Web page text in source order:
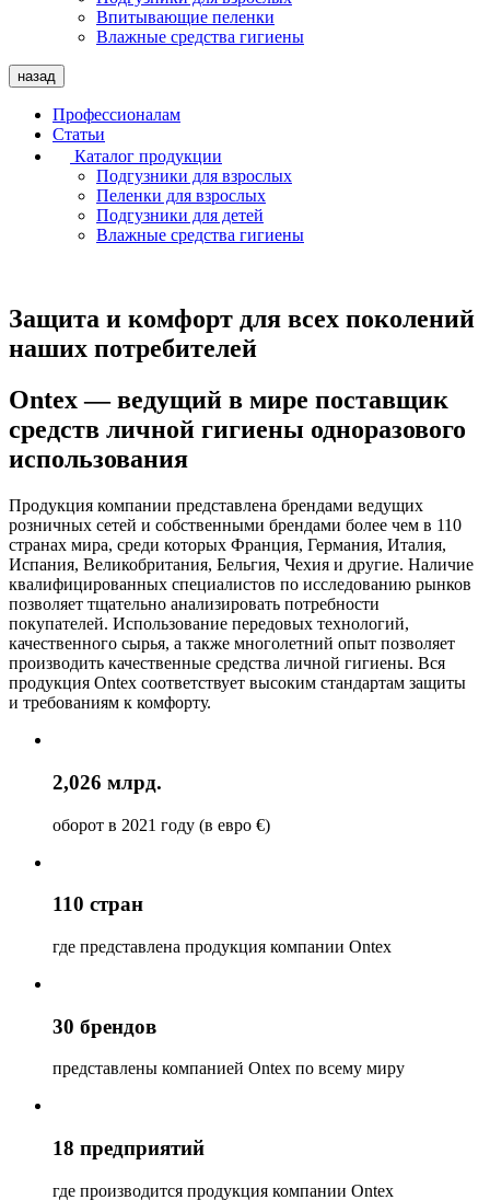
Впитывающие пеленки
Влажные средства гигиены
назад
Профессионалам
Статьи
Каталог продукции
Подгузники для взрослых
Пеленки для взрослых
Подгузники для детей
Влажные средства гигиены
Защита и комфорт для всех поколений
наших потребителей
Ontex — ведущий в мире поставщик
средств личной гигиены одноразового
использования
Продукция компании представлена брендами ведущих
розничных сетей и собственными брендами более чем в 110
странах мира, среди которых Франция, Германия, Италия,
Испания, Великобритания, Бельгия, Чехия и другие. Наличие
квалифицированных специалистов по исследованию рынков
позволяет тщательно анализировать потребности
покупателей. Использование передовых технологий,
качественного сырья, а также многолетний опыт позволяет
производить качественные средства личной гигиены. Вся
продукция Ontex соответствует высоким стандартам защиты
и требованиям к комфорту.
2,026 млрд.
оборот в 2021 году (в евро €)
110 стран
где представлена продукция компании Ontex
30 брендов
представлены компанией Ontex по всему миру
18 предприятий
где производится продукция компании Ontex